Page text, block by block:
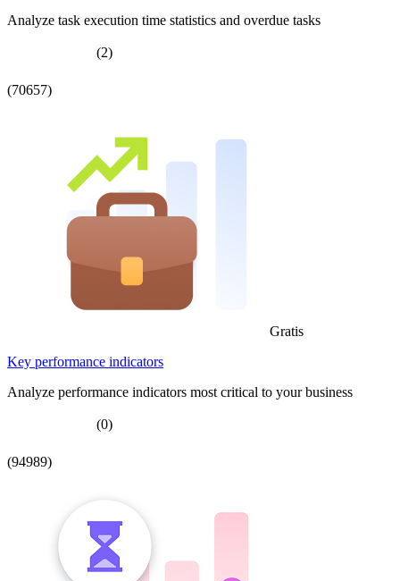
Analyze task execution time statistics and overdue tasks
(2)
(70657)
Gratis
Key performance indicators
Analyze performance indicators most critical to your business
(0)
(94989)